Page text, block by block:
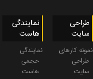
طراحی
سایت
نمونه کارهای
طراحی
سایت
نمایندگی
هاست
نمایندگی
حجمی
هاست